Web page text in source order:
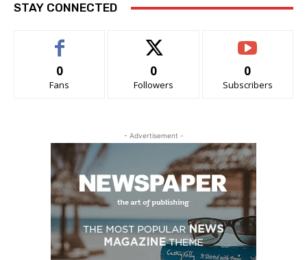
STAY CONNECTED
0
Fans
0
Followers
0
Subscribers
- Advertisement -